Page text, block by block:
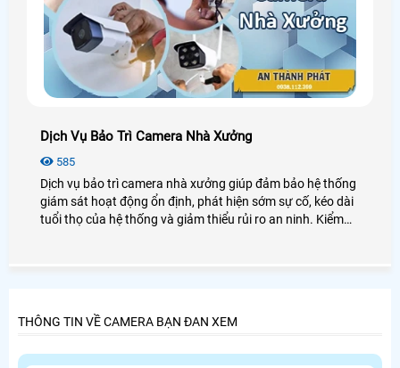
Dịch Vụ Bảo Trì Camera Nhà Xưởng
585
Dịch vụ bảo trì camera nhà xưởng giúp đảm bảo hệ thống
giám sát hoạt động ổn định, phát hiện sớm sự cố, kéo dài
tuổi thọ của hệ thống và giảm thiểu rủi ro an ninh. Kiểm
THÔNG TIN VỀ CAMERA BẠN ĐAN XEM